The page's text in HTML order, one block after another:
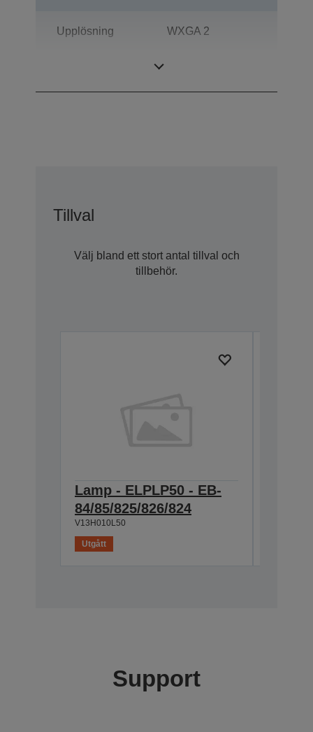
Upplösning WXGA 2
Tillval
Välj bland ett stort antal tillval och
tillbehör.
Lamp - ELPLP50 - EB-
84/85/825/826/824
V13H010L50
Utgått
Support